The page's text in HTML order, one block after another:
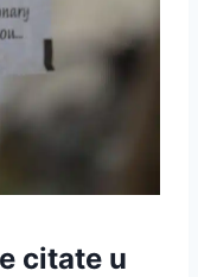
citate u